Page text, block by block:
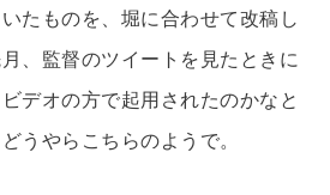
たものを、堀に合わせて改稿し
、監督のツイートを見たときに
デオの方で起用されたのかなと
うやらこちらのようで。